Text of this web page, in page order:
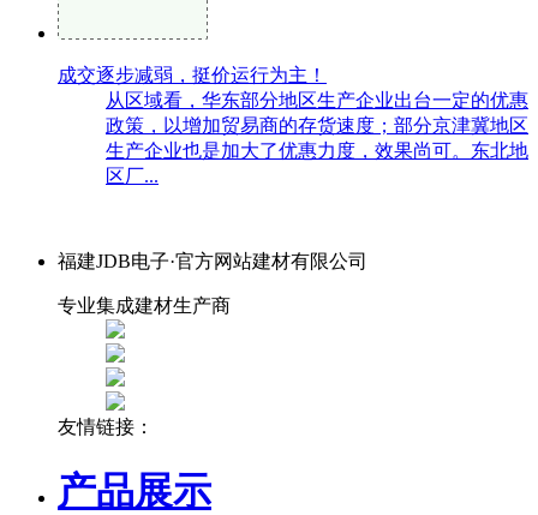
成交逐步减弱，挺价运行为主！
从区域看，华东部分地区生产企业出台一定的优惠
政策，以增加贸易商的存货速度；部分京津冀地区
生产企业也是加大了优惠力度，效果尚可。东北地
区厂...
福建JDB电子·官方网站建材有限公司
专业集成建材生产商
友情链接：
产品展示